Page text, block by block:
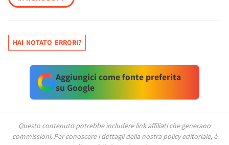
HAI NOTATO ERRORI?
Aggiungici come fonte preferita
su Google
Questo contenuto potrebbe includere link affiliati che generano
commissioni. Per conoscere i dettagli della nostra policy editoriale, è